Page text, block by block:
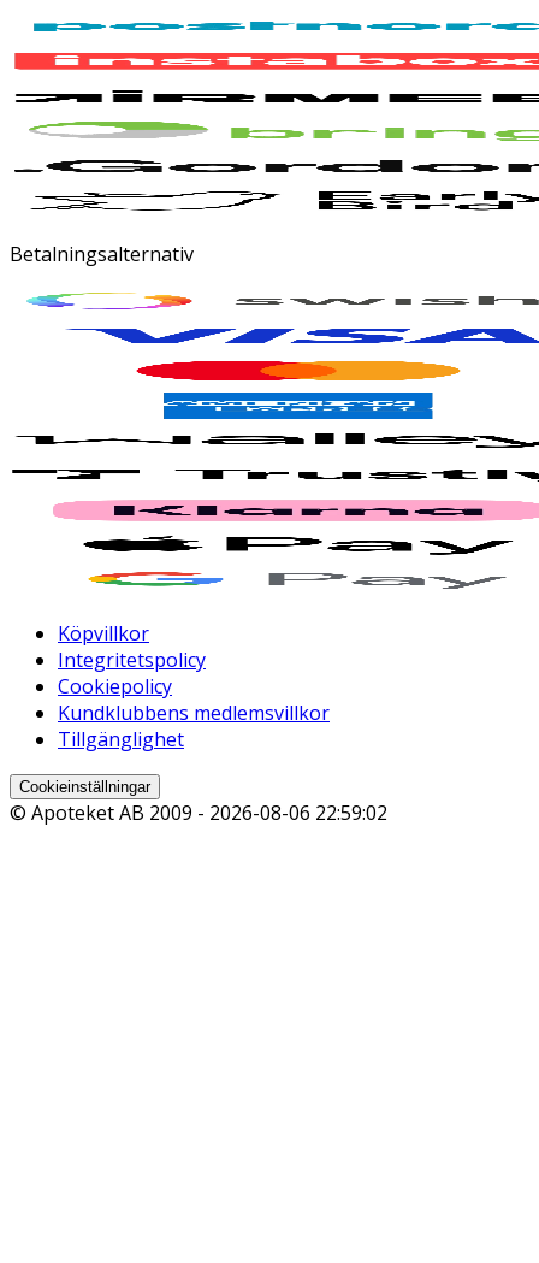
Betalningsalternativ
Köpvillkor
Integritetspolicy
Cookiepolicy
Kundklubbens medlemsvillkor
Tillgänglighet
Cookieinställningar
© Apoteket AB 2009 - 2026-08-06 22:59:02